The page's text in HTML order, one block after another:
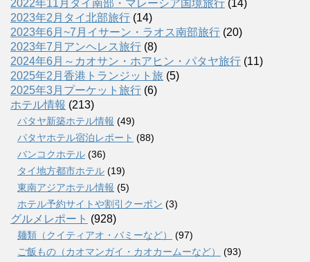
2022年11月タイ南部・マレーシア国境旅行 (14)
2023年2月タイ北部旅行 (14)
2023年6月~7月イサーン・ラオス南部旅行 (20)
2023年7月アンヘレス旅行 (8)
2024年6月～カオサン・ホアヒン・パタヤ旅行 (11)
2025年2月香港トランジット旅 (5)
2025年3月プーケット旅行 (6)
ホテル情報 (213)
パタヤ新築ホテル情報 (49)
パタヤホテル宿泊レポート (88)
バンコクホテル (36)
タイ地方都市ホテル (19)
東南アジアホテル情報 (5)
ホテル予約サイトや割引クーポン (3)
グルメレポート (928)
麺類（クイティアオ・バミーなど）
(97)
ご飯もの（カオマンガイ・カオカームーなど）
(93)